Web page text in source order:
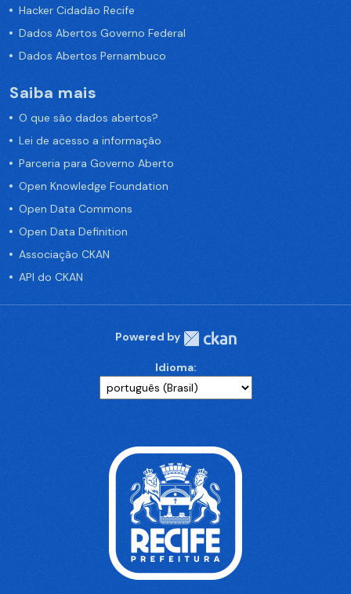
Hacker Cidadão Recife
Dados Abertos Governo Federal
Dados Abertos Pernambuco
Saiba mais
O que são dados abertos?
Lei de acesso a informação
Parceria para Governo Aberto
Open Knowledge Foundation
Open Data Commons
Open Data Definition
Associação CKAN
API do CKAN
Powered by
Idioma